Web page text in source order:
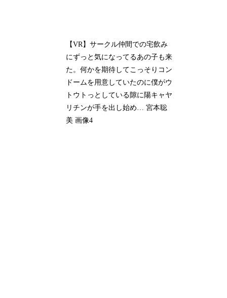
【VR】サークル仲間での宅飲み
にずっと気になってるあの子も来
た。何かを期待してこっそりコン
ドームを用意していたのに僕がウ
トウトっとしている隙に陽キャヤ
リチンが手を出し始め… 宮本聡
美 画像4